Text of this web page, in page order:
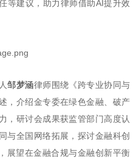
等建议，助力律师借助AI提升效
邹梦涵律师围绕《跨专业协同与
，介绍金专委在绿色金融、破产
，研讨会成果获监管部门高度认
与全国网络拓展，探讨金融科创
展望在金融合规与金融创新平衡